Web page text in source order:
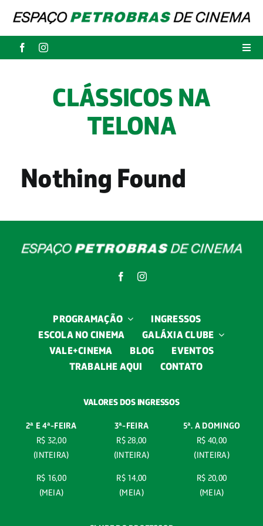
content
Trabalhe aqui
CLÁSSICOS NA
TELONA
Nothing Found
PROGRAMAÇÃO
INGRESSOS
ESCOLA NO CINEMA
GALÁXIA CLUBE
VALE+CINEMA
BLOG
EVENTOS
TRABALHE AQUI
CONTATO
VALORES DOS INGRESSOS
2ª E 4ª-FEIRA
R$ 32,00
(INTEIRA)
R$ 16,00
(MEIA)
3ª-FEIRA
R$ 28,00
(INTEIRA)
R$ 14,00
(MEIA)
5ª. A DOMINGO
R$ 40,00
(INTEIRA)
R$ 20,00
(MEIA)